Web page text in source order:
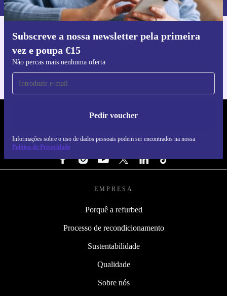
Subscreve a nossa newsletter pela primeira
vez e poupa €15
Não percas mais nenhuma oferta
Pedir voucher
Informações sobre o uso de dados pessoais podem ser encontrados na nossa
Política de Privacidade
Faz o download da app refurbed
Para iOS e Android
REFURBED PORTUGAL - RETHINK NEW.
SEGUE-NOS
EMPRESA
Porquê a refurbed
Processo de recondicionamento
Sustentabilidade
Qualidade
Sobre nós